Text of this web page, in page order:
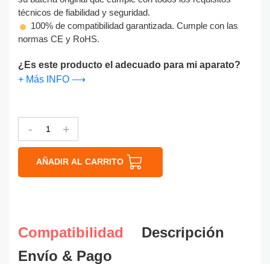
técnicos de fiabilidad y seguridad.
100% de compatibilidad garantizada. Cumple con las
normas CE y RoHS.
¿Es este producto el adecuado para mi aparato?
+ Más INFO ⟶
- +
AÑADIR AL CARRITO
Compatibilidad
Descripción
Envío & Pago